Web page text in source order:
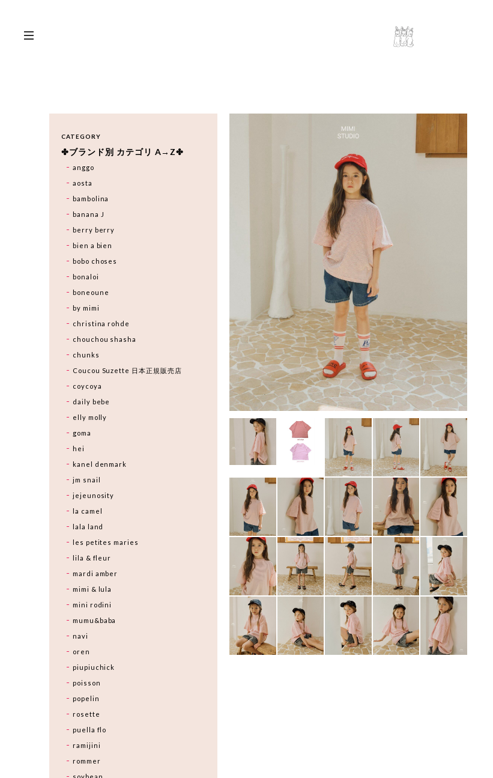
CATEGORY
✤ブランド別 カテゴリ A→Z✤
anggo
aosta
bambolina
banana J
berry berry
bien a bien
bobo choses
bonaloi
boneoune
by mimi
christina rohde
chouchou shasha
chunks
Coucou Suzette 日本正規販売店
coycoya
daily bebe
elly molly
goma
hei
kanel denmark
jm snail
jejeunosity
la camel
lala land
les petites maries
lila & fleur
mardi amber
mimi & lula
mini rodini
mumu&baba
navi
oren
piupiuchick
poisson
popelin
rosette
puella flo
ramijini
rommer
soybean